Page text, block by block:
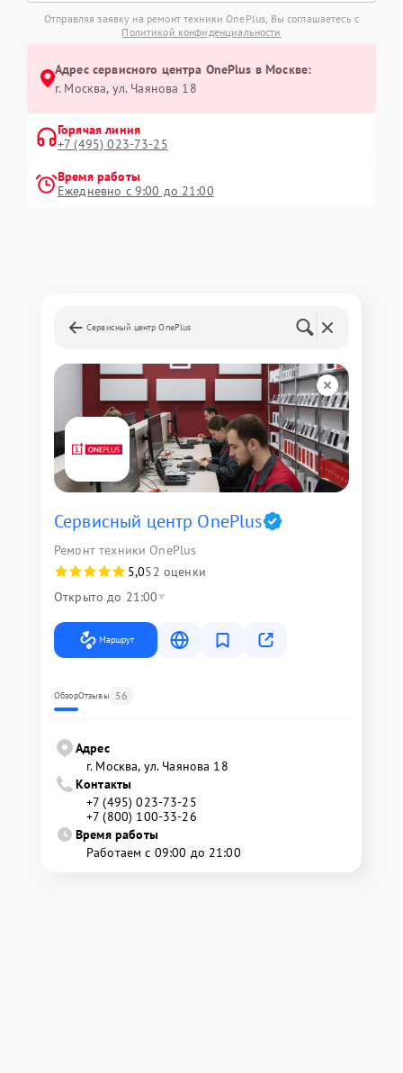
Отправляя заявку на ремонт техники OnePlus, Вы соглашаетесь с
Политикой конфиденциальности
Адрес сервисного центра OnePlus в Москве:
г. Москва, ул. Чаянова 18
Горячая линия
+7 (495) 023-73-25
Время работы
Ежедневно с 9:00 до 21:00
Сервисный центр OnePlus
Сервисный центр OnePlus
Ремонт техники OnePlus
5,052 оценки
Открыто до 21:00
Маршрут
ОбзорОтзывы 56
Адрес
г. Москва, ул. Чаянова 18
Контакты
+7 (495) 023-73-25
+7 (800) 100-33-26
Время работы
Работаем с 09:00 до 21:00